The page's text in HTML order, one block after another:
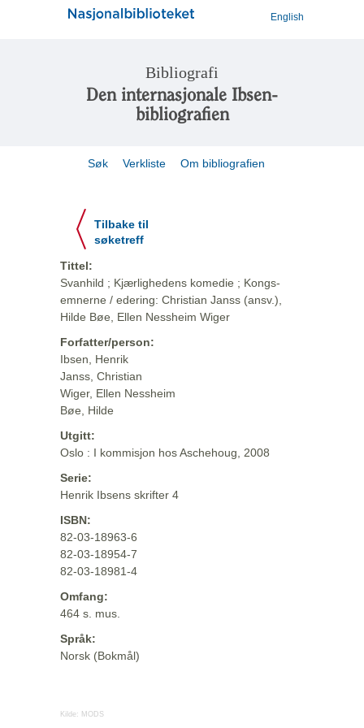
English
Bibliografi
Den internasjonale Ibsen-
bibliografien
Søk Verkliste Om bibliografien
Tilbake til
søketreff
Tittel:
Svanhild ; Kjærlighedens komedie ; Kongs-
emnerne / edering: Christian Janss (ansv.),
Hilde Bøe, Ellen Nessheim Wiger
Forfatter/person:
Ibsen, Henrik
Janss, Christian
Wiger, Ellen Nessheim
Bøe, Hilde
Utgitt:
Oslo : I kommisjon hos Aschehoug, 2008
Serie:
Henrik Ibsens skrifter 4
ISBN:
82-03-18963-6
82-03-18954-7
82-03-18981-4
Omfang:
464 s. mus.
Språk:
Norsk (Bokmål)
Kilde: MODS